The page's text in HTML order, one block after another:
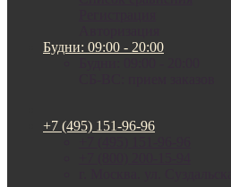
Будни: 09:00 - 20:00
+7 (495) 151-96-96